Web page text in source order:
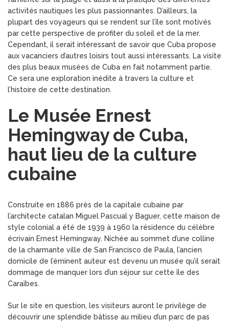
activités nautiques les plus passionnantes. D’ailleurs, la
plupart des voyageurs qui se rendent sur l’île sont motivés
par cette perspective de profiter du soleil et de la mer.
Cependant, il serait intéressant de savoir que Cuba propose
aux vacanciers d’autres loisirs tout aussi intéressants. La visite
des plus beaux musées de Cuba en fait notamment partie.
Ce sera une exploration inédite à travers la culture et
l’histoire de cette destination.
Le Musée Ernest
Hemingway de Cuba,
haut lieu de la culture
cubaine
Construite en 1886 près de la capitale cubaine par
l’architecte catalan Miguel Pascual y Baguer, cette maison de
style colonial a été de 1939 à 1960 la résidence du célèbre
écrivain Ernest Hemingway. Nichée au sommet d’une colline
de la charmante ville de San Francisco de Paula, l’ancien
domicile de l’éminent auteur est devenu un musée qu’il serait
dommage de manquer lors d’un séjour sur cette île des
Caraïbes.
Sur le site en question, les visiteurs auront le privilège de
découvrir une splendide bâtisse au milieu d’un parc de pas